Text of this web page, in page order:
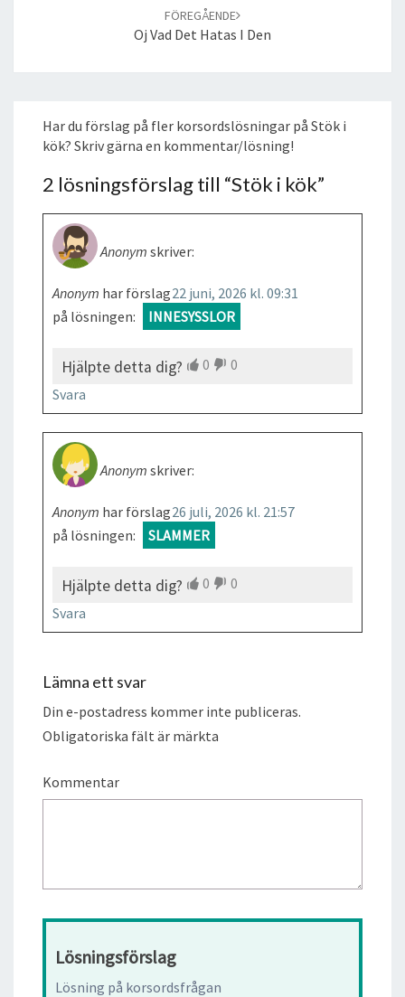
FÖREGÅENDE
Oj Vad Det Hatas I Den
Har du förslag på fler korsordslösningar på Stök i
kök? Skriv gärna en kommentar/lösning!
2 lösningsförslag till “Stök i kök”
Anonym skriver:
22 juni, 2026 kl. 09:31
Anonym har förslag
på lösningen:
INNESYSSLOR
Hjälpte detta dig? 0
0
Svara
Anonym skriver:
26 juli, 2026 kl. 21:57
Anonym har förslag
på lösningen:
SLAMMER
Hjälpte detta dig? 0
0
Svara
Lämna ett svar
Din e-postadress kommer inte publiceras.
Obligatoriska fält är märkta
Kommentar
Lösningsförslag
Lösning på korsordsfrågan